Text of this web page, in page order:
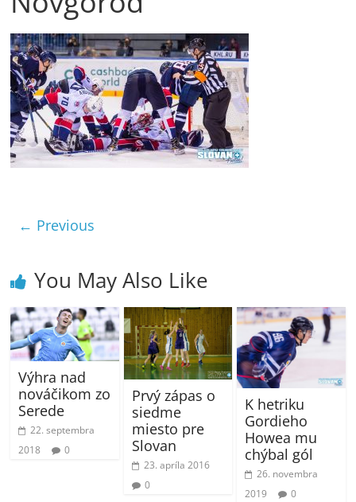
← Previous
You May Also Like
Výhra nad
nováčikom zo
Serede
22. septembra
2018
0
Prvý zápas o
siedme
miesto pre
Slovan
23. apríla 2016
0
K hetriku
Gordieho
Howea mu
chýbal gól
26. novembra
2019
0